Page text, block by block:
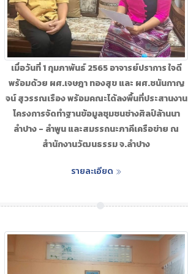
เมื่อวันที่ 1 กุมภาพันธ์ 2565 อาจารย์ปราการ ใจดี
พร้อมด้วย ผศ.เจษฎา ทองสุข และ ผศ.ชนันกาญ
จน์ สุวรรณเรือง พร้อมคณะได้ลงพื้นที่ประสานงาน
โครงการจัดทำฐานข้อมูลชุมชนช่างศิลป์ล้านนา
ลำปาง - ลำพูน และสมรรถนะภาคีเครือข่าย ณ
สำนักงานวัฒนธรรม จ.ลำปาง
รายละเอียด